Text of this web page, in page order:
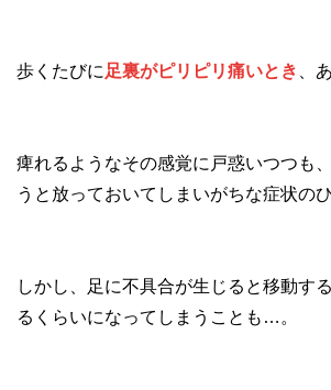
歩くたびに 足裏がピリピリ痛いとき 、
痺れるようなその感覚に戸惑いつつも
うと放っておいてしまいがちな症状の
しかし、足に不具合が生じると移動す
るくらいになってしまうことも…。